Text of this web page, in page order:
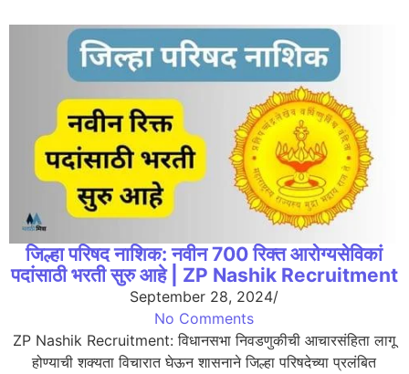
जिल्हा परिषद नाशिक: नवीन 700 रिक्त आरोग्यसेविकां
पदांसाठी भरती सुरु आहे | ZP Nashik Recruitment
September 28, 2024/
No Comments
ZP Nashik Recruitment: विधानसभा निवडणुकीची आचारसंहिता लागू
होण्याची शक्यता विचारात घेऊन शासनाने जिल्हा परिषदेच्या प्रलंबित